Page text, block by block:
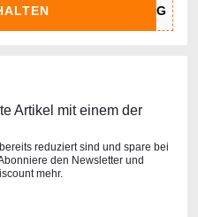
Artikel mit einem der
reduziert sind und spare bei
den Newsletter und
mehr.